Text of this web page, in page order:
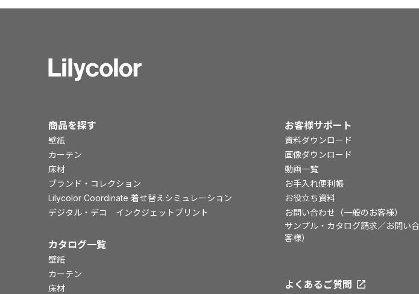
商品を探す
壁紙
カーテン
床材
ブランド・コレクション
Lilycolor Coordinate 着せ替えシミュレーション
デジタル・デコ インクジェットプリント
カタログ一覧
壁紙
カーテン
床材
お客様サポート
資料ダウンロード
画像ダウンロード
動画一覧
お手入れ便利帳
お役立ち資料
お問い合わせ（一般のお客様）
サンプル・カタログ請求／お問い
客様）
よくあるご質問